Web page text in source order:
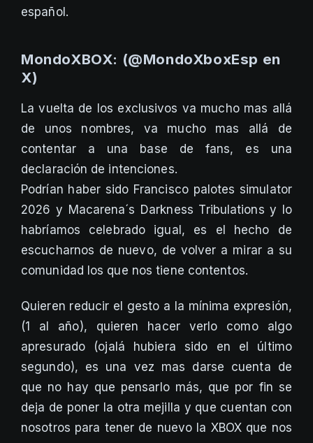
español.
MondoXBOX: (@MondoXboxEsp en
X)
La vuelta de los exclusivos va mucho mas allá
de unos nombres, va mucho mas allá de
contentar a una base de fans, es una
declaración de intenciones.
Podrían haber sido Francisco palotes simulator
2026 y Macarena´s Darkness Tribulations y lo
habríamos celebrado igual, es el hecho de
escucharnos de nuevo, de volver a mirar a su
comunidad los que nos tiene contentos.
Quieren reducir el gesto a la mínima expresión,
(1 al año), quieren hacer verlo como algo
apresurado (ojalá hubiera sido en el último
segundo), es una vez mas darse cuenta de
que no hay que pensarlo más, que por fin se
deja de poner la otra mejilla y que cuentan con
nosotros para tener de nuevo la XBOX que nos